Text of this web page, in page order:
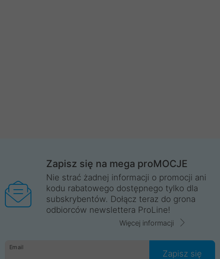
Zapisz się na mega proMOCJE
Nie strać żadnej informacji o promocji ani
kodu rabatowego dostępnego tylko dla
subskrybentów. Dołącz teraz do grona
odbiorców newslettera ProLine!
Więcej informacji
Email
Zapisz się